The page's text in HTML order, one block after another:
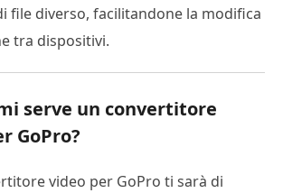
file diverso, facilitandone la modifica
tra dispositivi.
serve un convertitore
GoPro?
video per GoPro ti sarà di